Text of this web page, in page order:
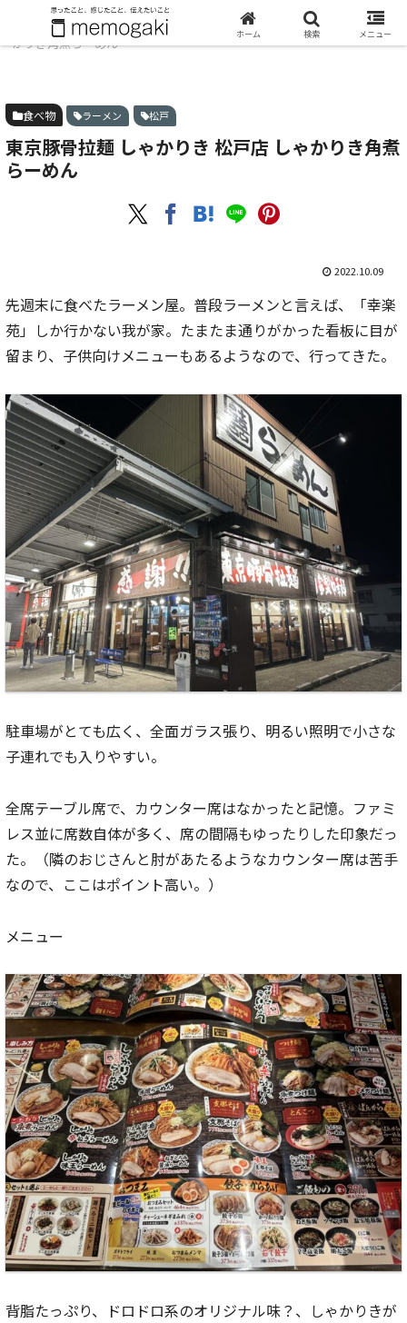
ホーム 食べ物
東京豚骨拉麺 しゃかりき 松戸店 しゃ
かりき角煮らーめん
食べ物 ラーメン 松戸
東京豚骨拉麺 しゃかりき 松戸店 しゃかりき角煮
らーめん
2022.10.09
先週末に食べたラーメン屋。普段ラーメンと言えば、「幸楽
苑」しか行かない我が家。たまたま通りがかった看板に目が
留まり、子供向けメニューもあるようなので、行ってきた。
駐車場がとても広く、全面ガラス張り、明るい照明で小さな
子連れでも入りやすい。
全席テーブル席で、カウンター席はなかったと記憶。ファミ
レス並に席数自体が多く、席の間隔もゆったりした印象だっ
た。（隣のおじさんと肘があたるようなカウンター席は苦手
なので、ここはポイント高い。）
メニュー
背脂たっぷり、ドロドロ系のオリジナル味？、しゃかりきが
ホーム 検索 メニュー